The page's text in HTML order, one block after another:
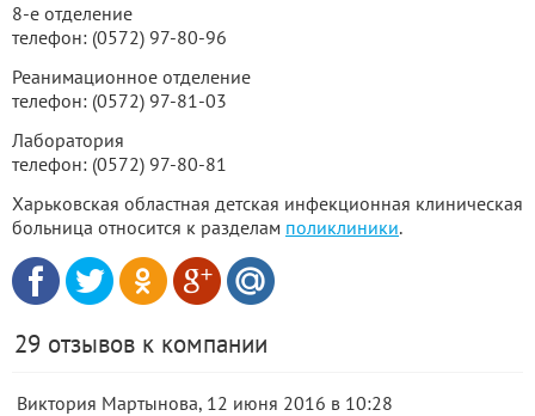
8-е отделение
телефон: (0572) 97-80-96
Реанимационное отделение
телефон: (0572) 97-81-03
Лаборатория
телефон: (0572) 97-80-81
Харьковская областная детская инфекционная клиническая
больница относится к разделам поликлиники.
29 отзывов к компании
Виктория Мартынова, 12 июня 2016 в 10:28